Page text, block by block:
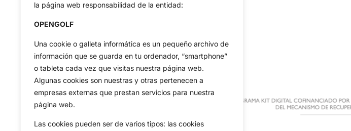
la página web responsabilidad de la entidad:
OPENGOLF
Una cookie o galleta informática es un pequeño archivo de
información que se guarda en tu ordenador, “smartphone”
o tableta cada vez que visitas nuestra página web.
Algunas cookies son nuestras y otras pertenecen a
empresas externas que prestan servicios para nuestra
página web.
Las cookies pueden ser de varios tipos: las cookies